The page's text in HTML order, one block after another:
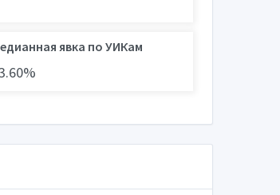
явка по УИКам